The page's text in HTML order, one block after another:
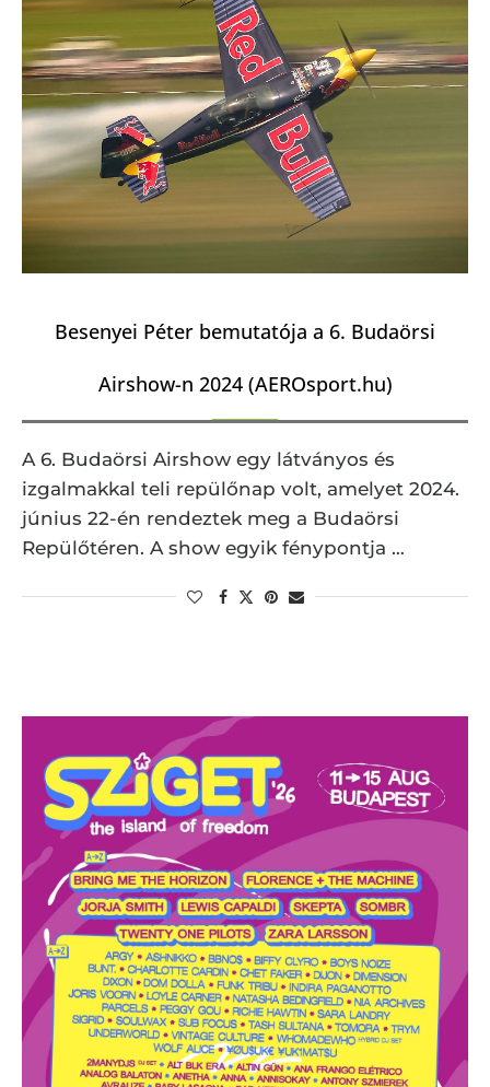
Besenyei Péter bemutatója a 6. Budaörsi
Airshow-n 2024 (AEROsport.hu)
A 6. Budaörsi Airshow egy látványos és
izgalmakkal teli repülőnap volt, amelyet 2024.
június 22-én rendeztek meg a Budaörsi
Repülőtéren. A show egyik fénypontja …